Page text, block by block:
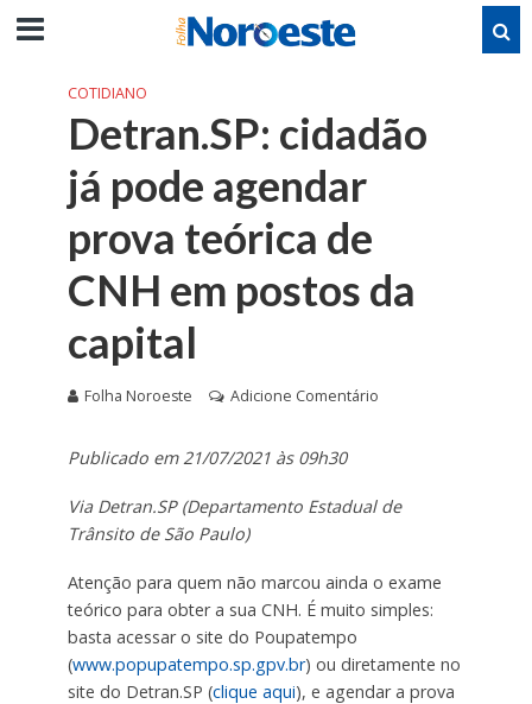
COTIDIANO
Detran.SP: cidadão
já pode agendar
prova teórica de
CNH em postos da
capital
Folha Noroeste Adicione Comentário
Publicado em 21/07/2021 às 09h30
Via Detran.SP (Departamento Estadual de
Trânsito de São Paulo)
Atenção para quem não marcou ainda o exame
teórico para obter a sua CNH. É muito simples:
basta acessar o site do Poupatempo
(www.popupatempo.sp.gpv.br) ou diretamente no
site do Detran.SP (clique aqui), e agendar a prova